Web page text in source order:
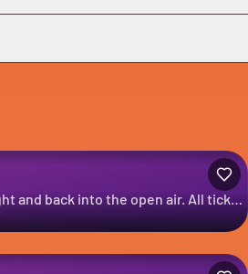
lessly from day into night and back into the open air. All ticket categories